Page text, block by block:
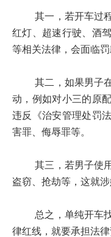
其一，若开车过程
红灯、超速行驶、酒
等相关法律，会面临
其二，如果男子在
动，例如对小三的原
违反《治安管理处罚
害罪、侮辱罪等。
其三，若男子使用
盗窃、抢劫等，这就
总之，单纯开车找
律红线，就要承担法律